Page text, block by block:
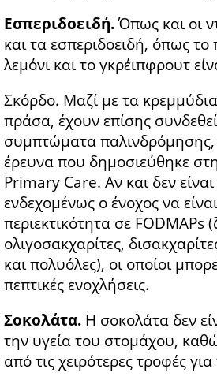
Εσπεριδοειδή.Όπως και οι
και τα εσπεριδοειδή, όπως το
λεμόνι και το γκρέιπφρουτ
Σκόρδο. Μαζί με τα
πράσα, έχουν επίσης
συμπτώματα
έρευνα που δημοσιεύθηκε
Primary Care. Αν και δεν είναι
ενδεχομένως ο ένοχος να
περιεκτικότητα σε FODMAPs
ολιγοσακχαρίτες,
και πολυόλες), οι οποίοι
πεπτικές ενοχλήσεις.
Σοκολάτα. Η σοκολάτα δεν
την υγεία του στομάχου,
από τις χειρότερες τροφές